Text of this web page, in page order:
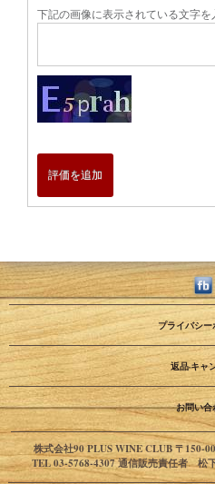
下記の画像に表示されている文字
評価を追加
プライバシ
返品·キャ
お問い合
株式会社90 PLUS WINE CLUB 〒150-
TEL 03-5768-4307 通信販売責任者 松